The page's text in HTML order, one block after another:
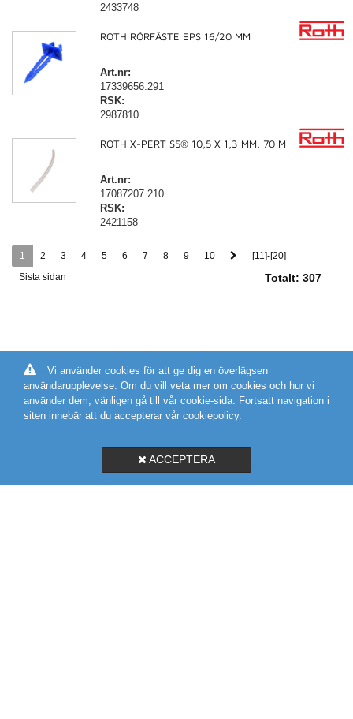
2433748
ROTH RÖRFÄSTE EPS 16/20 MM
Art.nr:
17339656.291
RSK:
2987810
ROTH X-PERT S5® 10,5 X 1,3 MM, 70 M
Art.nr:
17087207.210
RSK:
2421158
1 2 3 4 5 6 7 8 9 10
[11]-[20]
Sista sidan
Totalt: 307
Vi använder cookies för att ge dig en överlägsen
användarupplevelse. Om du vill veta mer om cookies och hur vi
använder dem, vänligen gå till vår cookie-sida. Fortsatt navigation i
siten innebär att du accepterar vår cookiepolicy.
ACCEPTERA